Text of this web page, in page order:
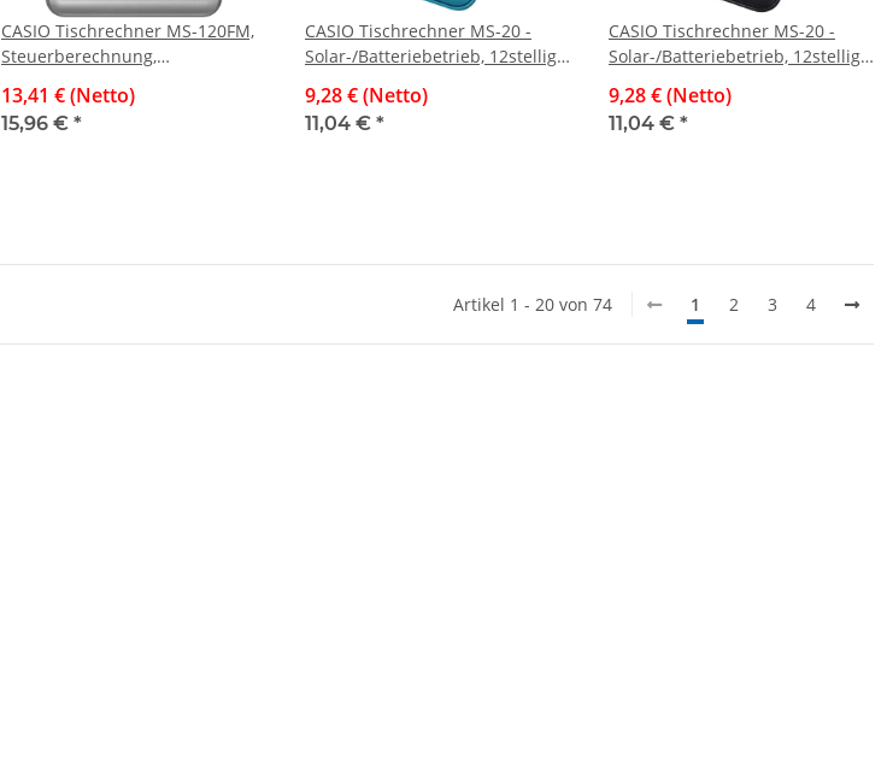
CASIO Tischrechner MS-120FM,
Steuerberechnung,
edle Alumimium-Front
13,41 € (Netto)
15,96 € *
CASIO Tischrechner MS-20 -
Solar-/Batteriebetrieb, 12stellig,
9,28 € (Netto)
11,04 € *
CASIO Tischrechner MS-20 -
Solar-/Batteriebetrieb, 12stellig,
9,28 € (Netto)
11,04 € *
Artikel 1 - 20 von 74 1 2 3 4